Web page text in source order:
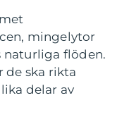
mingelytor
naturliga flöden.
de ska rikta
delar av